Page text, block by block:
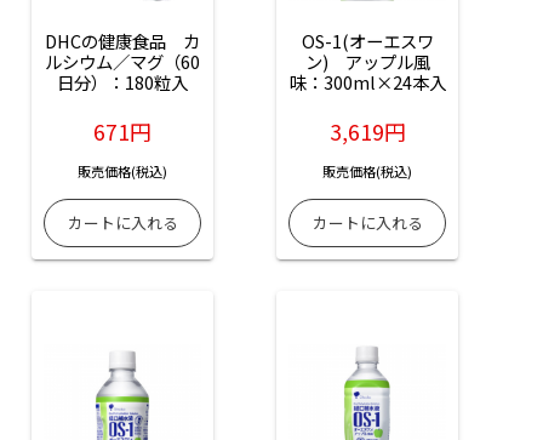
DHCの健康食品　カ
ルシウム／マグ（60
日分）：180粒入
671円
販売価格(税込)
OS-1(オーエスワ
ン)　アップル風
味：300ml×24本入
3,619円
販売価格(税込)